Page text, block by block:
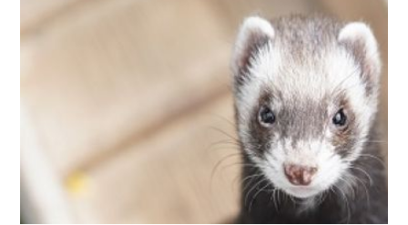
cu proprietarul și la examenul clinic